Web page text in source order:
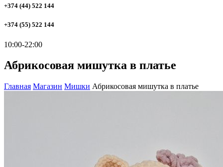
+374 (44) 522 144
+374 (55) 522 144
10:00-22:00
Абрикосовая мишутка в платье
Главная Магазин Мишки Абрикосовая мишутка в платье